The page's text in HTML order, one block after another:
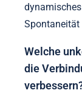
Spontaneität
Welche
die